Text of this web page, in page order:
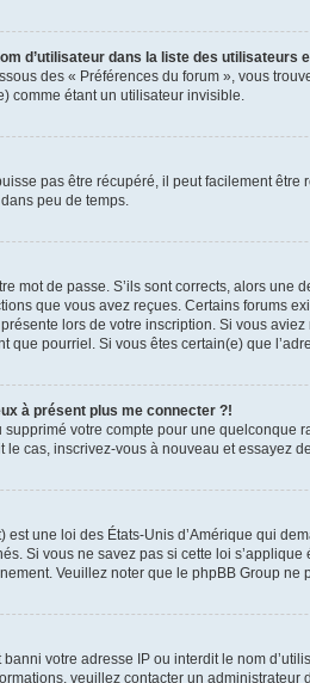
d’utilisateur dans la liste des utilisateurs
des « Préférences du forum », vous
comme étant un utilisateur invisible.
pas être récupéré, il peut facilement
peu de temps.
mot de passe. S’ils sont corrects, alors
que vous avez reçues. Certains forums
lors de votre inscription. Si vous
que pourriel. Si vous êtes certain(e) que
à présent plus me connecter ?!
supprimé votre compte pour une
cas, inscrivez-vous à nouveau et essayez
est une loi des États-Unis d’Amérique qui
Si vous ne savez pas si cette loi
Veuillez noter que le phpBB Group
votre adresse IP ou interdit le nom
veuillez contacter un administrateur